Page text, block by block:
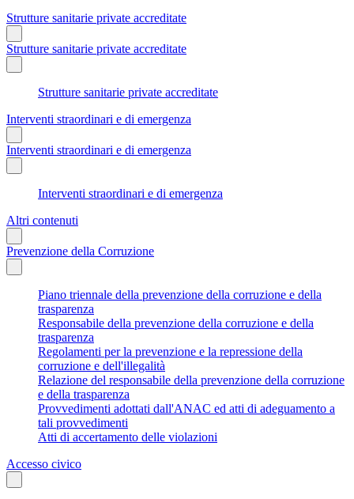
Strutture sanitarie private accreditate
Strutture sanitarie private accreditate
Strutture sanitarie private accreditate
Interventi straordinari e di emergenza
Interventi straordinari e di emergenza
Interventi straordinari e di emergenza
Altri contenuti
Prevenzione della Corruzione
Piano triennale della prevenzione della corruzione e della
trasparenza
Responsabile della prevenzione della corruzione e della
trasparenza
Regolamenti per la prevenzione e la repressione della
corruzione e dell'illegalità
Relazione del responsabile della prevenzione della corruzione
e della trasparenza
Provvedimenti adottati dall'ANAC ed atti di adeguamento a
tali provvedimenti
Atti di accertamento delle violazioni
Accesso civico